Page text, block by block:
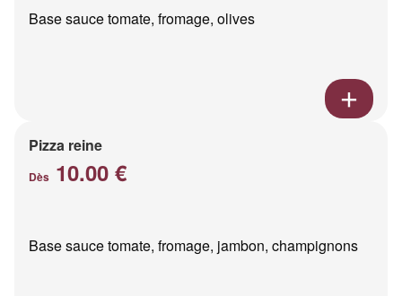
Base sauce tomate, fromage, olives
Pizza reine
Dès 10.00 €
Base sauce tomate, fromage, jambon, champignons